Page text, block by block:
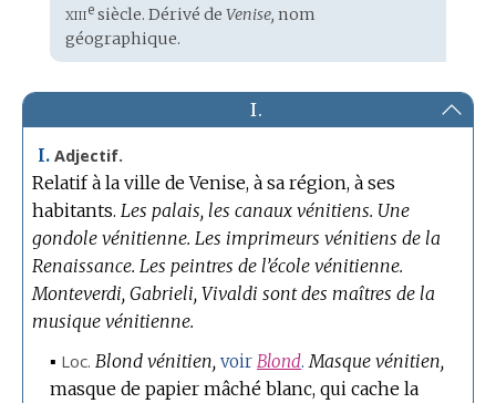
Étymologie
:
xiiiesiècle. Dérivé de Venise, nom
géographique.
I.
I. Adjectif.
Relatif à la ville de Venise, à sa région, à ses
habitants. Les palais, les canaux vénitiens. Une
gondole vénitienne. Les imprimeurs vénitiens de la
Renaissance. Les peintres de l’école vénitienne.
Monteverdi, Gabrieli, Vivaldi sont des maîtres de la
musique vénitienne.
▪ Loc. Blond vénitien, voirBlond. Masque vénitien,
masque de papier mâché blanc, qui cache la